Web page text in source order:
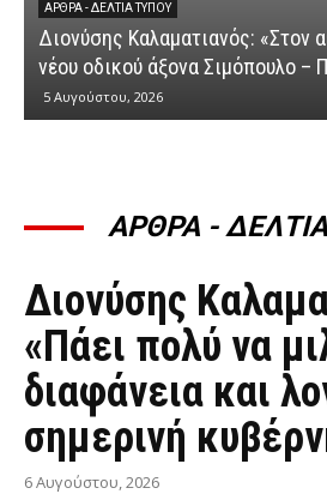
ΆΡΘΡΑ - ΔΕΛΤΊΑ ΤΎΠΟΥ
Διονύσης Καλαματιανός: «Στον
νέου οδικού άξονα Σιμόπουλο –
5 Αυγούστου, 2026
ΑΡΘΡΑ -
ΆΡΘΡΑ - ΔΕΛΤΊΑ ΤΎΠΟΥ
Διονύσης
«Πάει πολύ να
διαφάνεια και
σημερινή
6 Αυγούστου, 2026